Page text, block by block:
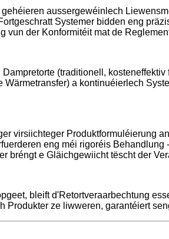
aussergewéinlech
Systemer bidden eng
der Konformitéit mat de
(traditionell,
a kontinuéierlech
virsiichteger Produktformuléierung
eng méi rigoréis
bréngt e Gläichgewiicht tëscht der
bleift d'Retortveraarbechtung
Produkter ze liwweren, garantéiert